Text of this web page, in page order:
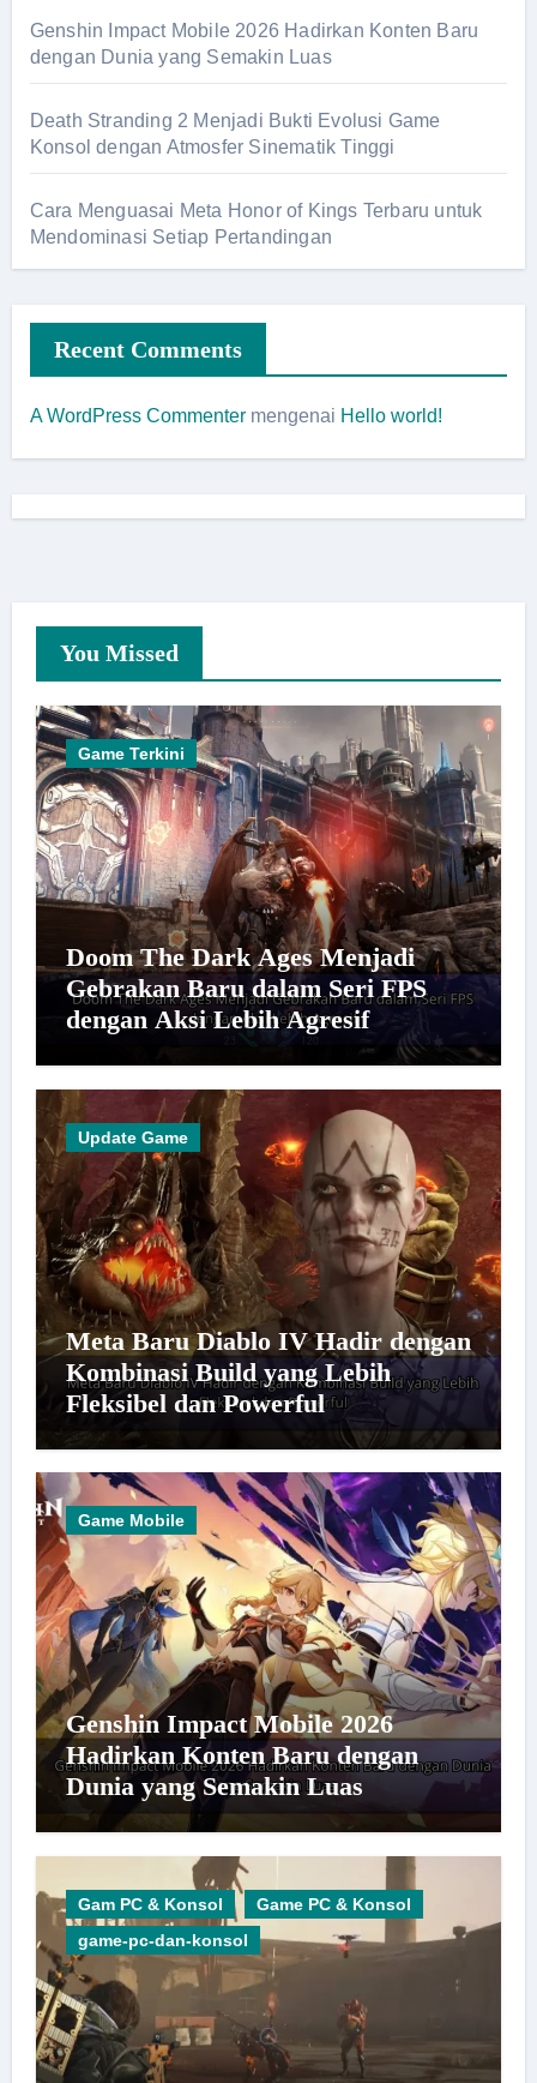
Genshin Impact Mobile 2026 Hadirkan Konten Baru
dengan Dunia yang Semakin Luas
Death Stranding 2 Menjadi Bukti Evolusi Game
Konsol dengan Atmosfer Sinematik Tinggi
Cara Menguasai Meta Honor of Kings Terbaru untuk
Mendominasi Setiap Pertandingan
Recent Comments
A WordPress Commentermengenai Hello world!
You Missed
Game Terkini
Doom The Dark Ages Menjadi
Gebrakan Baru dalam Seri FPS
dengan Aksi Lebih Agresif
Update Game
Meta Baru Diablo IV Hadir dengan
Kombinasi Build yang Lebih
Fleksibel dan Powerful
Game Mobile
Genshin Impact Mobile 2026
Hadirkan Konten Baru dengan
Dunia yang Semakin Luas
Gam PC & Konsol
Game PC & Konsol
game-pc-dan-konsol